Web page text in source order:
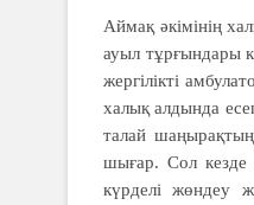
Аймақ әкімінің
ауыл тұрғындары
жер­гі­лікті
халық алдында
талай
шығар. Сол кезде
күрделі жөндеу